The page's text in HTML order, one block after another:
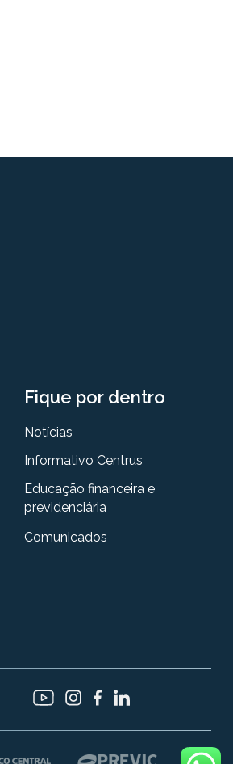
Fique por dentro
Notícias
Informativo Centrus
Educação financeira e
previdenciária
Comunicados